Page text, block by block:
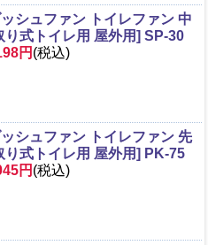
シュファン トイレファン 中
り式トイレ用 屋外用] SP-30
円 (税込)
シュファン トイレファン 先
り式トイレ用 屋外用] PK-75
円 (税込)